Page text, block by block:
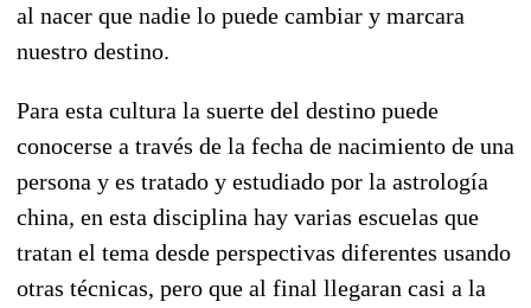
al nacer que nadie lo puede cambiar y marcara
nuestro destino.
Para esta cultura la suerte del destino puede
conocerse a través de la fecha de nacimiento de una
persona y es tratado y estudiado por la astrología
china, en esta disciplina hay varias escuelas que
tratan el tema desde perspectivas diferentes usando
otras técnicas, pero que al final llegaran casi a la